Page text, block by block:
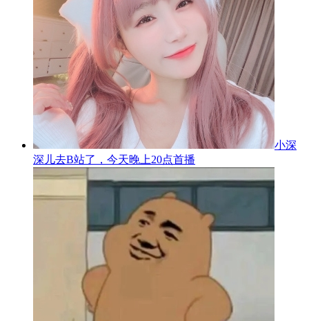
小深
深儿去B站了，今天晚上20点首播